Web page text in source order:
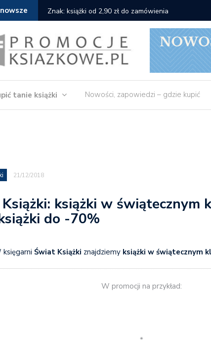
Znak: książki od 2,90 zł do zamówienia
tanie książki Nowości, zapowiedzi – gdzie kupić
21/12/2018
książki w świątecznym
do -70%
księgarni Świat Książki znajdziemy książki w świątecznym
W promocji na przykład:
*